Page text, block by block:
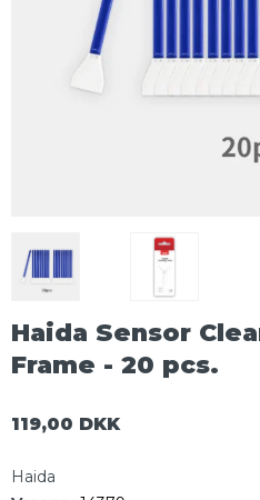
Haida Sensor
Frame - 20 pcs.
119,00 DKK
Haida